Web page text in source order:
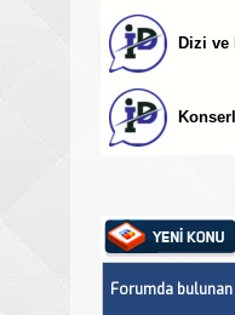
Dizi ve
Forumda